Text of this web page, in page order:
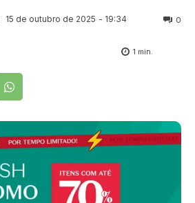
15 de outubro de 2025 - 19:34 0
1 min.